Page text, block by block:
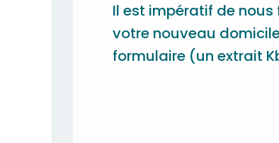
Il est impératif de
votre nouveau
formulaire (un extrait